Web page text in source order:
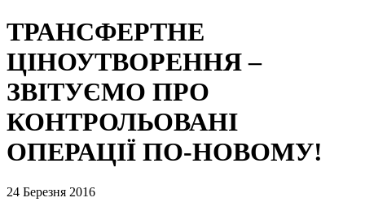
ТРАНСФЕРТНЕ
ЦІНОУТВОРЕННЯ –
ЗВІТУЄМО ПРО
КОНТРОЛЬОВАНІ
ОПЕРАЦІЇ ПО-НОВОМУ!
24 Березня 2016